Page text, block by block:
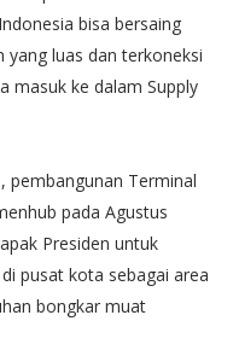
bisa bersaing
yang luas dan terkoneksi
masuk ke dalam Supply
pembangunan Terminal
pada Agustus
Presiden untuk
pusat kota sebagai area
bongkar muat